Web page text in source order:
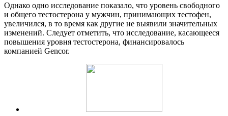
Однако одно исследование показало, что уровень свободного
и общего тестостерона у мужчин, принимающих тестофен,
увеличился, в то время как другие не выявили значительных
изменений. Следует отметить, что исследование, касающееся
повышения уровня тестостерона, финансировалось
компанией Gencor.